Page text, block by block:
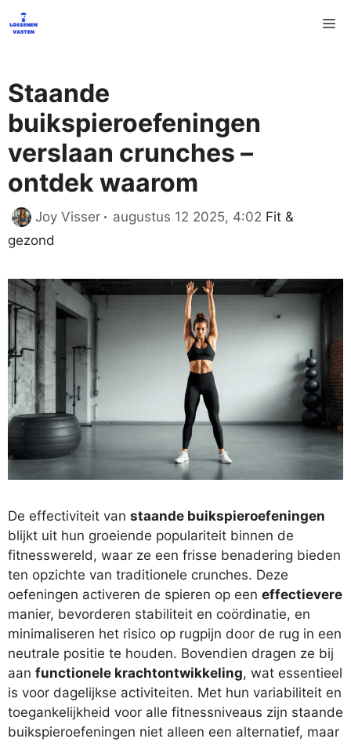
naar
Staande
buikspieroefeningen
verslaan crunches –
ontdek waarom
Joy Visser augustus 12 2025, 4:02 Categorieën
Fit &
gezond
De effectiviteit van staande buikspieroefeningen
blijkt uit hun groeiende populariteit binnen de
fitnesswereld, waar ze een frisse benadering bieden
ten opzichte van traditionele crunches. Deze
oefeningen activeren de spieren op een effectievere
manier, bevorderen stabiliteit en coördinatie, en
minimaliseren het risico op rugpijn door de rug in een
neutrale positie te houden. Bovendien dragen ze bij
aan functionele krachtontwikkeling, wat essentieel
is voor dagelijkse activiteiten. Met hun variabiliteit en
toegankelijkheid voor alle fitnessniveaus zijn staande
buikspieroefeningen niet alleen een alternatief, maar